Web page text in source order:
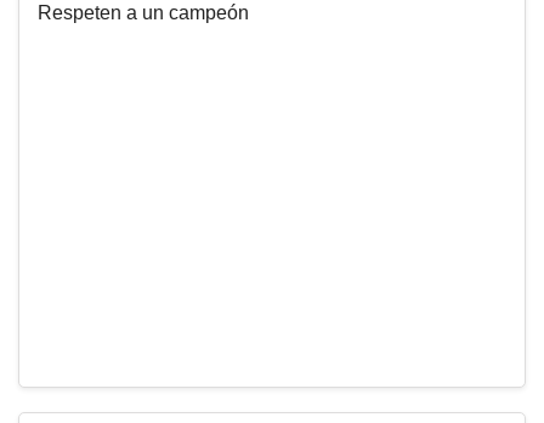
Respeten a un campeón